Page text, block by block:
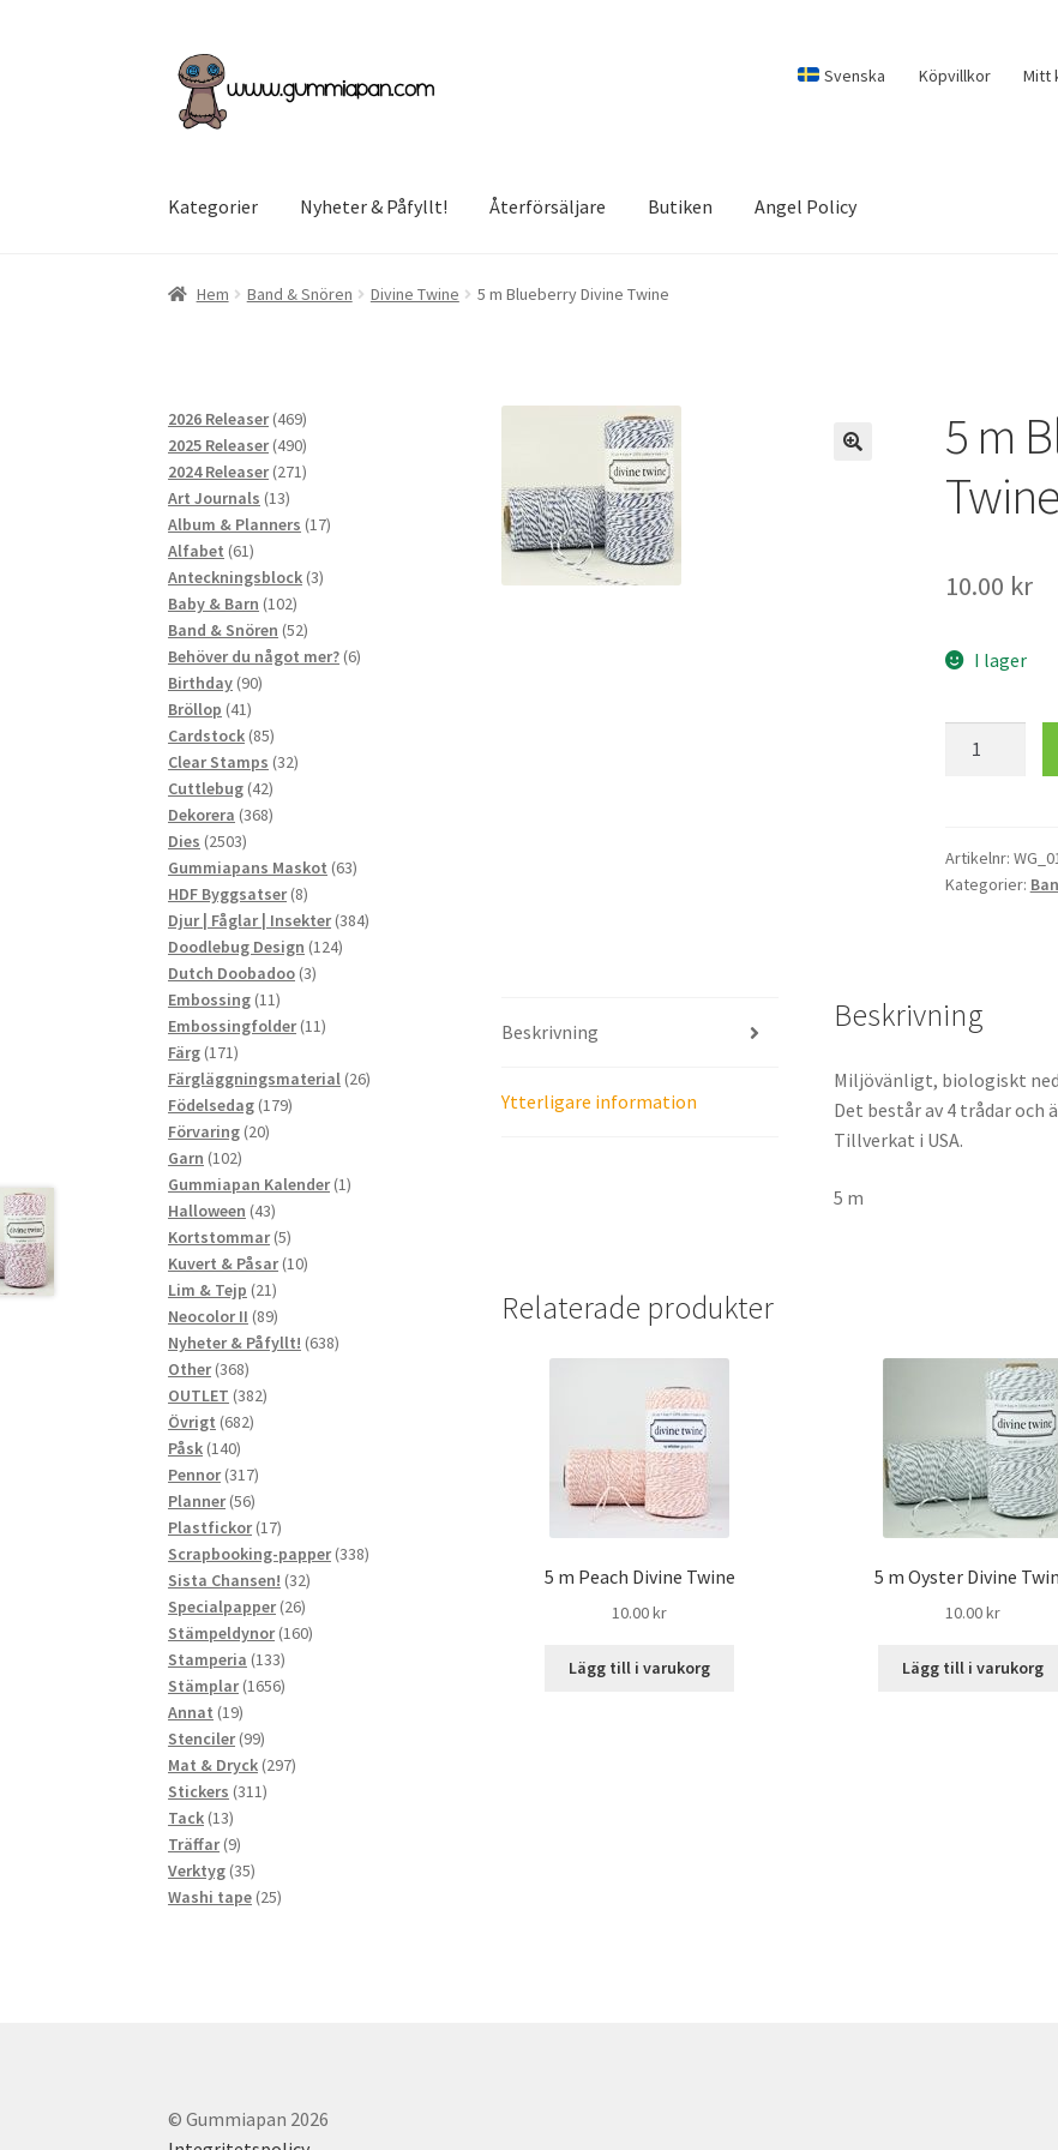
Hoppa
till
navigering
Hoppa
till
innehåll
Svenska Köpvillkor Mitt
Kategorier Nyheter & Påfyllt! Återförsäljare Butiken Angel Policy
Hem Band & Snören Divine Twine 5 m Blueberry Divine Twine
5 m
Twine
10.00 kr
I lager
Twine
mängd
Artikelnr:
Kategorier:
Beskrivning
Ytterligare information
Beskrivning
Miljövänligt, biologiskt
Det består av 4 trådar och
Tillverkat i USA.
5 m
Relaterade produkter
5 m Peach Divine Twine
10.00kr
Lägg till i varukorg
5 m Oyster Divine
10.00kr
Lägg till i varukorg
2026 Releaser 469469
produkter
2025 Releaser 490490
produkter
2024 Releaser 271271
Art Journals 1313
produkter
Album & Planners 1717
Alfabet 6161
produkter
Anteckningsblock 33
Baby & Barn 102102
produkter
Band & Snören 5252
produkter
Behöver du något mer? 66
Birthday 9090
Bröllop 4141
produkter
Cardstock 8585
produkter
Clear Stamps 3232
Cuttlebug 4242
produkter
Dekorera 368368
Dies 25032503
produkter
Gummiapans Maskot 6363
HDF Byggsatser 88
produkter
Djur | Fåglar | Insekter 384384
Doodlebug Design 124124
Dutch Doobadoo 33
Embossing 1111
produkter
Embossingfolder 1111
Färg 171171
produkter
Färgläggningsmaterial 2626
Födelsedag 179179
Förvaring 2020
Garn 102102
produkter
Gummiapan Kalender 11
Halloween 4343
produkter
Kortstommar 55
produkter
Kuvert & Påsar 1010
Lim & Tejp 2121
produkter
Neocolor II 8989
produkter
Nyheter & Påfyllt! 638638
Other 368368
produkter
OUTLET 382382
Övrigt 682682
Påsk 140140
produkter
Pennor 317317
produkter
Planner 5656
produkter
Plastfickor 1717
produkter
Scrapbooking-papper 338338
Sista Chansen! 3232
Specialpapper 2626
produkter
Stämpeldynor 160160
Stamperia 133133
produkter
Stämplar 16561656
Annat 1919
produkter
Stenciler 9999
produkter
Mat & Dryck 297297
Stickers 311311
Tack 1313
produkter
Träffar 99
produkter
Verktyg 3535
produkter
Washi tape 2525
© Gummiapan 2026